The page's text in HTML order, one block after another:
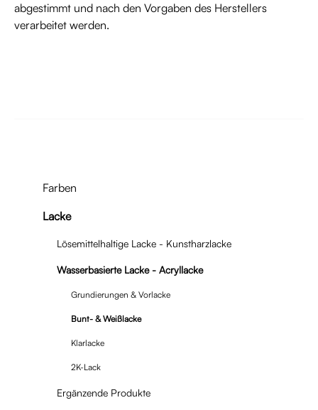
Farben
Lacke
Lösemittelhaltige Lacke - Kunstharzlacke
Wasserbasierte Lacke - Acryllacke
Grundierungen & Vorlacke
Bunt- & Weißlacke
Klarlacke
2K-Lack
Ergänzende Produkte
abgestimmt und nach den Vorgaben des Herstellers
verarbeitet werden.